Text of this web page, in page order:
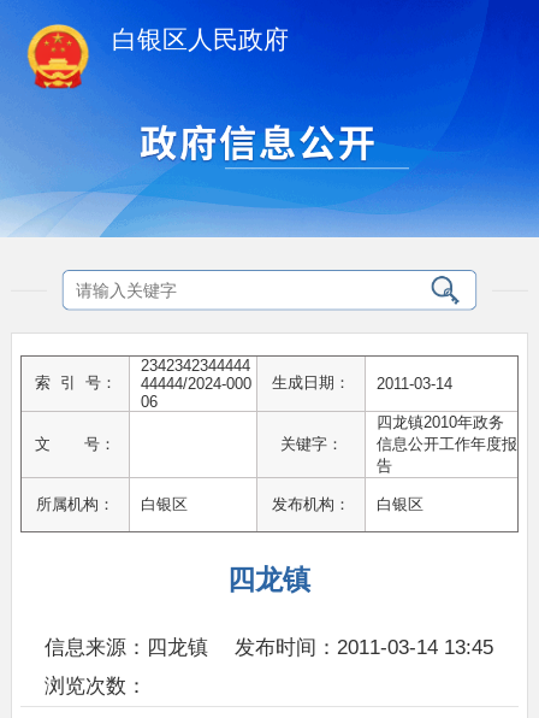
白银区人民政府
索 引 号：
2342342344444
44444/2024-000
06
生成日期： 2011-03-14
文 号： 关键字：
四龙镇2010年政务
信息公开工作年度报
告
所属机构： 白银区 发布机构： 白银区
四龙镇
信息来源：四龙镇
发布时间：2011-03-14 13:45
浏览次数：